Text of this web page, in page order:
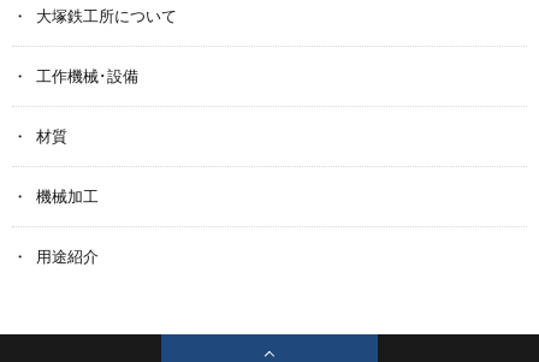
大塚鉄工所について
工作機械･設備
材質
機械加工
用途紹介